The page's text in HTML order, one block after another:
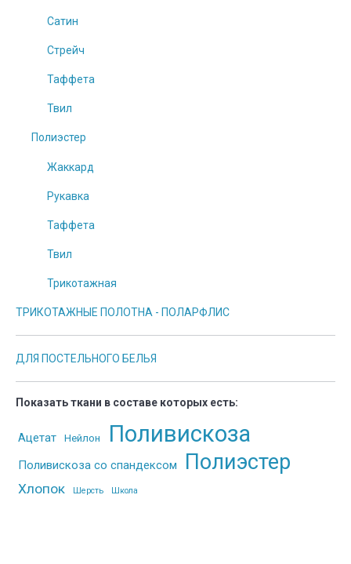
Сатин
Стрейч
Таффета
Твил
Полиэстер
Жаккард
Рукавка
Таффета
Твил
Трикотажная
ТРИКОТАЖНЫЕ ПОЛОТНА - ПОЛАРФЛИС
ДЛЯ ПОСТЕЛЬНОГО БЕЛЬЯ
Показать ткани в составе которых есть:
Ацетат Нейлон Поливискоза
Поливискоза со спандексом Полиэстер
Хлопок Шерсть Школа